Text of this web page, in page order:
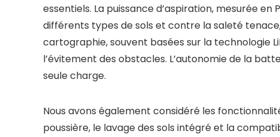
essentiels. La puissance d’aspiration, mesurée
différents types de sols et contre la saleté
cartographie, souvent basées sur la technologie
l’évitement des obstacles. L’autonomie de la
seule charge.
Nous avons également considéré les
poussière, le lavage des sols intégré et la